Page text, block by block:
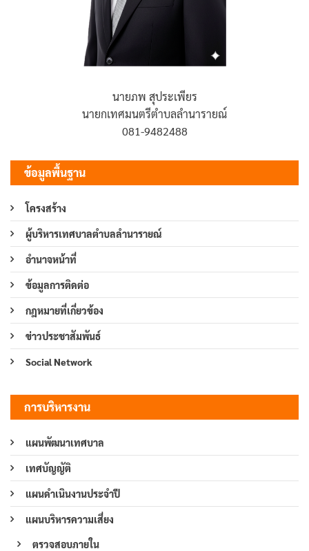
นายภพ สุประเพียร
นายกเทศมนตรีตำบลลำนารายณ์
081-9482488
ข้อมูลพื้นฐาน
โครงสร้าง
ผู้บริหารเทศบาลตำบลลำนารายณ์
อำนาจหน้าที่
ข้อมูลการติดต่อ
กฎหมายที่เกี่ยวข้อง
ข่าวประชาสัมพันธ์
Social Network
การบริหารงาน
แผนพัฒนาเทศบาล
เทศบัญญัติ
แผนดำเนินงานประจำปี
แผนบริหารความเสี่ยง
ตรวจสอบภายใน